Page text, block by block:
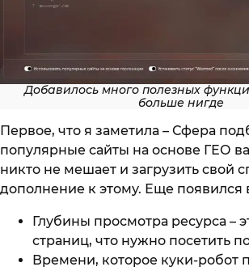
Добавилось много полезных
больше нигде
Первое, что я заметила – Сфера
популярные сайты на основе ГЕО
никто не мешает и загрузить свой
дополнение к этому. Еще появился
Глубины просмотра ресурса –
страниц, что нужно посетить
Времени, которое куки-робот